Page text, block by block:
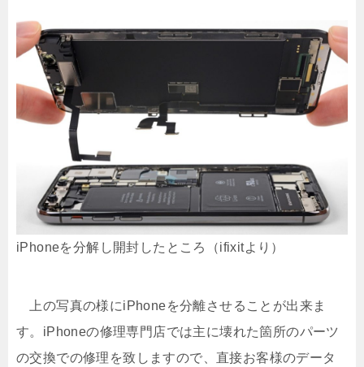
iPhoneを分解し開封したところ（ifixitより）
上の写真の様にiPhoneを分離させることが出来ま
す。iPhoneの修理専門店では主に壊れた箇所のパーツ
の交換での修理を致しますので、直接お客様のデータ